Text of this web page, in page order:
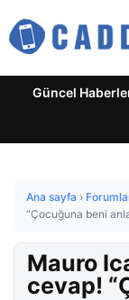
Güncel
Ana sayfa ›
“Çocuğuna beni
Mauro
cevap!